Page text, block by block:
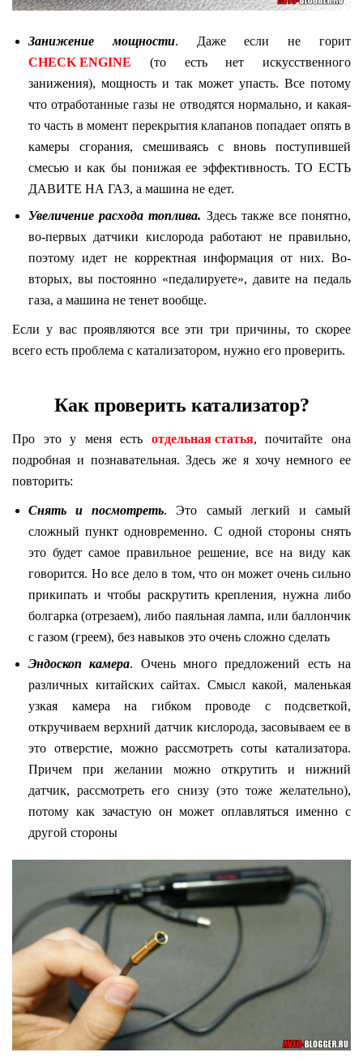
Занижение мощности. Даже если не горит
CHECK ENGINE (то есть нет искусственного
занижения), мощность и так может упасть. Все потому
что отработанные газы не отводятся нормально, и какая-
то часть в момент перекрытия клапанов попадает опять в
камеры сгорания, смешиваясь с вновь поступившей
смесью и как бы понижая ее эффективность. ТО ЕСТЬ
ДАВИТЕ НА ГАЗ, а машина не едет.
Увеличение расхода топлива. Здесь также все понятно,
во-первых датчики кислорода работают не правильно,
поэтому идет не корректная информация от них. Во-
вторых, вы постоянно «педалируете», давите на педаль
газа, а машина не тенет вообще.
Если у вас проявляются все эти три причины, то скорее
всего есть проблема с катализатором, нужно его проверить.
Как проверить катализатор?
Про это у меня есть отдельная статья, почитайте она
подробная и познавательная. Здесь же я хочу немного ее
повторить:
Снять и посмотреть. Это самый легкий и самый
сложный пункт одновременно. С одной стороны снять
это будет самое правильное решение, все на виду как
говорится. Но все дело в том, что он может очень сильно
прикипать и чтобы раскрутить крепления, нужна либо
болгарка (отрезаем), либо паяльная лампа, или баллончик
с газом (греем), без навыков это очень сложно сделать
Эндоскоп камера. Очень много предложений есть на
различных китайских сайтах. Смысл какой, маленькая
узкая камера на гибком проводе с подсветкой,
откручиваем верхний датчик кислорода, засовываем ее в
это отверстие, можно рассмотреть соты катализатора.
Причем при желании можно открутить и нижний
датчик, рассмотреть его снизу (это тоже желательно),
потому как зачастую он может оплавляться именно с
другой стороны